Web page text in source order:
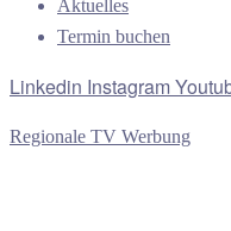
Aktuelles
Termin buchen
Linkedin Instagram
Regionale TV Werbung